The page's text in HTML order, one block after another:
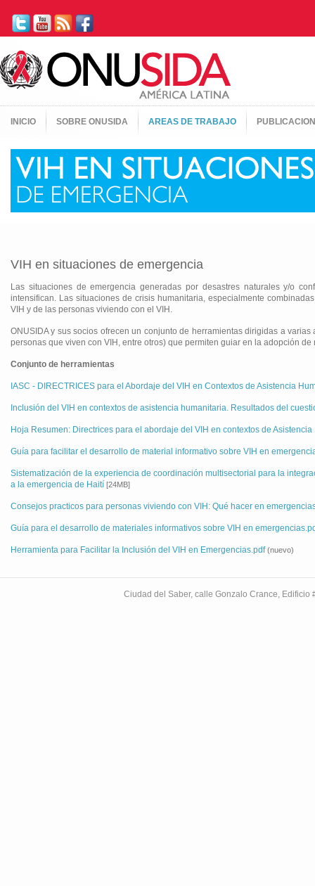
INICIO SOBRE ONUSIDA AREAS DE TRABAJO
VIH en situaciones de emergencia
Las situaciones de emergencia generadas por desastres naturales y/o
intensifican. Las situaciones de crisis humanitaria, especialmente
VIH y de las personas viviendo con el VIH.
ONUSIDA y sus socios ofrecen un conjunto de herramientas dirigidas a
personas que viven con VIH, entre otros) que permiten guiar en la adopción
Conjunto de herramientas
IASC - DIRECTRICES para el Abordaje del VIH en Contextos de Asistencia
Inclusión del VIH en contextos de asistencia humanitaria. Resultados del
Hoja Resumen: Directrices para el abordaje del VIH en contextos de
Guía para facilitar el desarrollo de material informativo sobre VIH en
Sistematización de la experiencia de coordinación multisectorial para la
a la emergencia de Haití [24MB]
Consejos practicos para personas viviendo con VIH: Qué hacer en
Guía para el desarrollo de materiales informativos sobre VIH en
Herramienta para Facilitar la Inclusión del VIH en Emergencias.pdf(nuevo)
Ciudad del Saber, calle Gonzalo Crance,